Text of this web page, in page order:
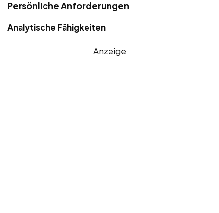
Persönliche Anforderungen
Analytische Fähigkeiten
Anzeige